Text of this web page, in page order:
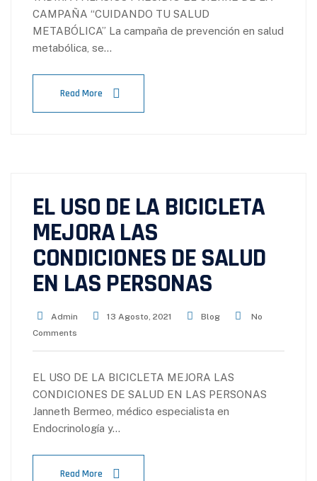
CAMPAÑA “CUIDANDO TU SALUD
METABÓLICA” La campaña de prevención en salud
metabólica, se…
Read More
EL USO DE LA BICICLETA
MEJORA LAS
CONDICIONES DE SALUD
EN LAS PERSONAS
Admin 13 Agosto, 2021 Blog
No
Comments
EL USO DE LA BICICLETA MEJORA LAS
CONDICIONES DE SALUD EN LAS PERSONAS
Janneth Bermeo, médico especialista en
Endocrinología y…
Read More